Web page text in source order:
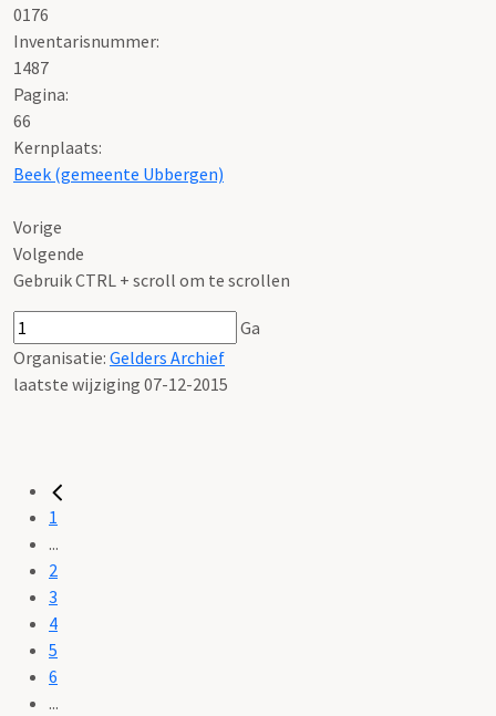
0176
Inventarisnummer:
1487
Pagina:
66
Kernplaats:
Beek (gemeente Ubbergen)
Vorige
Volgende
Gebruik CTRL + scroll om te scrollen
Ga
Organisatie: Gelders Archief
laatste wijziging 07-12-2015
1
...
2
3
4
5
6
...